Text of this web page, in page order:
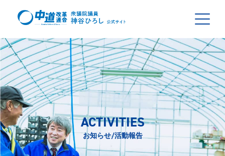
ACTIVITIES
お知らせ/活動報告